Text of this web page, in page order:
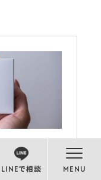
LINEで相談 MENU